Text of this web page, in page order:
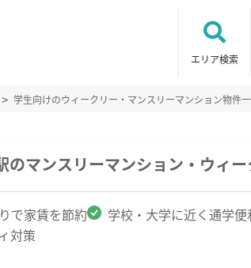
エリア検索
学生向けのウィークリー・マンスリーマンション物件
のマンスリーマンション・ウィ
で家賃を節約 学校・大学に近く通学便
対策